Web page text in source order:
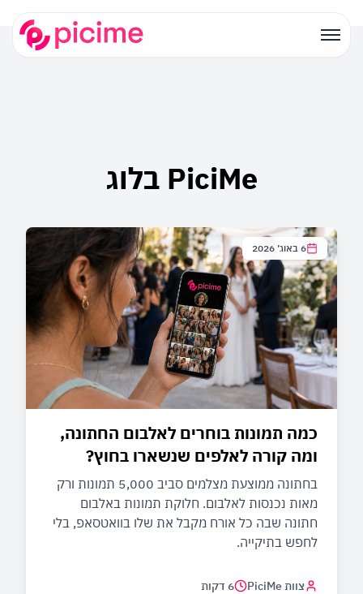
PiciMe בלוג
6 באוג׳ 2026
כמה תמונות בוחרים לאלבום החתונה,
ומה קורה לאלפים שנשארו בחוץ?
בחתונה ממוצעת מצלמים סביב 5,000 תמונות ורק
מאות נכנסות לאלבום. חלוקת תמונות באלבום
חתונה שבה כל אורח מקבל את שלו בוואטסאפ, בלי
לחפש בתיקייה.
צוות PiciMe 6 דקות